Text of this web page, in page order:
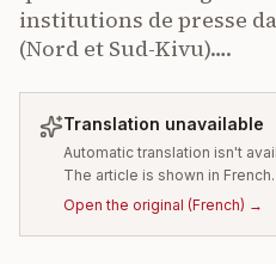
institutions de presse
(Nord et Sud-Kivu)….
Translation unavailable
Automatic translation isn't
The article is shown in French.
Open the original (French) →